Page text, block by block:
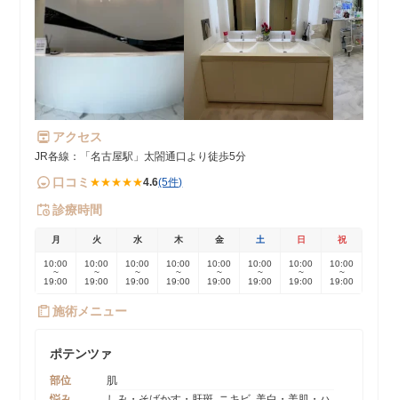
アクセス
JR各線：「名古屋駅」太閤通口より徒歩5分
口コミ ★★★★★4.6(5件)
診療時間
月 火 水 木 金 土 日 祝
10:00
~
19:00
10:00
~
19:00
10:00
~
19:00
10:00
~
19:00
10:00
~
19:00
10:00
~
19:00
10:00
~
19:00
10:00
~
19:00
施術メニュー
ポテンツァ
部位
肌